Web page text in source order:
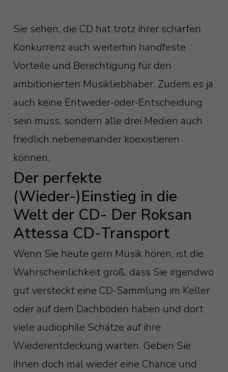
Sie sehen, die CD hat trotz ihrer scharfen
Konkurrenz auch weiterhin handfeste
Vorteile und Berechtigung für den
ambitionierten Musikliebhaber. Zudem es ja
auch keine Entweder-oder-Entscheidung
sein muss, sondern alle drei Medien auch
friedlich nebeneinander koexistieren
können.
Der perfekte
(Wieder-)Einstieg in die
Welt der CD- Der Roksan
Attessa CD-Transport
Wenn Sie heute gern Musik hören, ist die
Wahrscheinlichkeit groß, dass Sie irgendwo
gut versteckt eine CD-Sammlung im Keller
oder auf dem Dachboden haben und dort
viele audiophile Schätze auf ihre
Wiederentdeckung warten. Geben Sie
ihnen doch mal wieder eine Chance und